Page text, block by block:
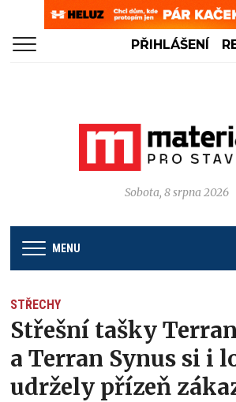
PŘIHLÁŠENÍ
Sobota, 8 srpna 2026
MENU
STŘECHY
Střešní tašky
a Terran Synus si i
udržely přízeň